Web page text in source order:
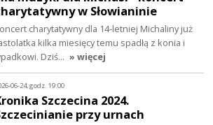
w Słowianinie
charytatywny dla 14-letniej Michaliny już
kilka miesięcy temu spadłą z konia i
Dziś… » więcej
06-24, godz. 19:00
Szczecina 2024.
przy urnach